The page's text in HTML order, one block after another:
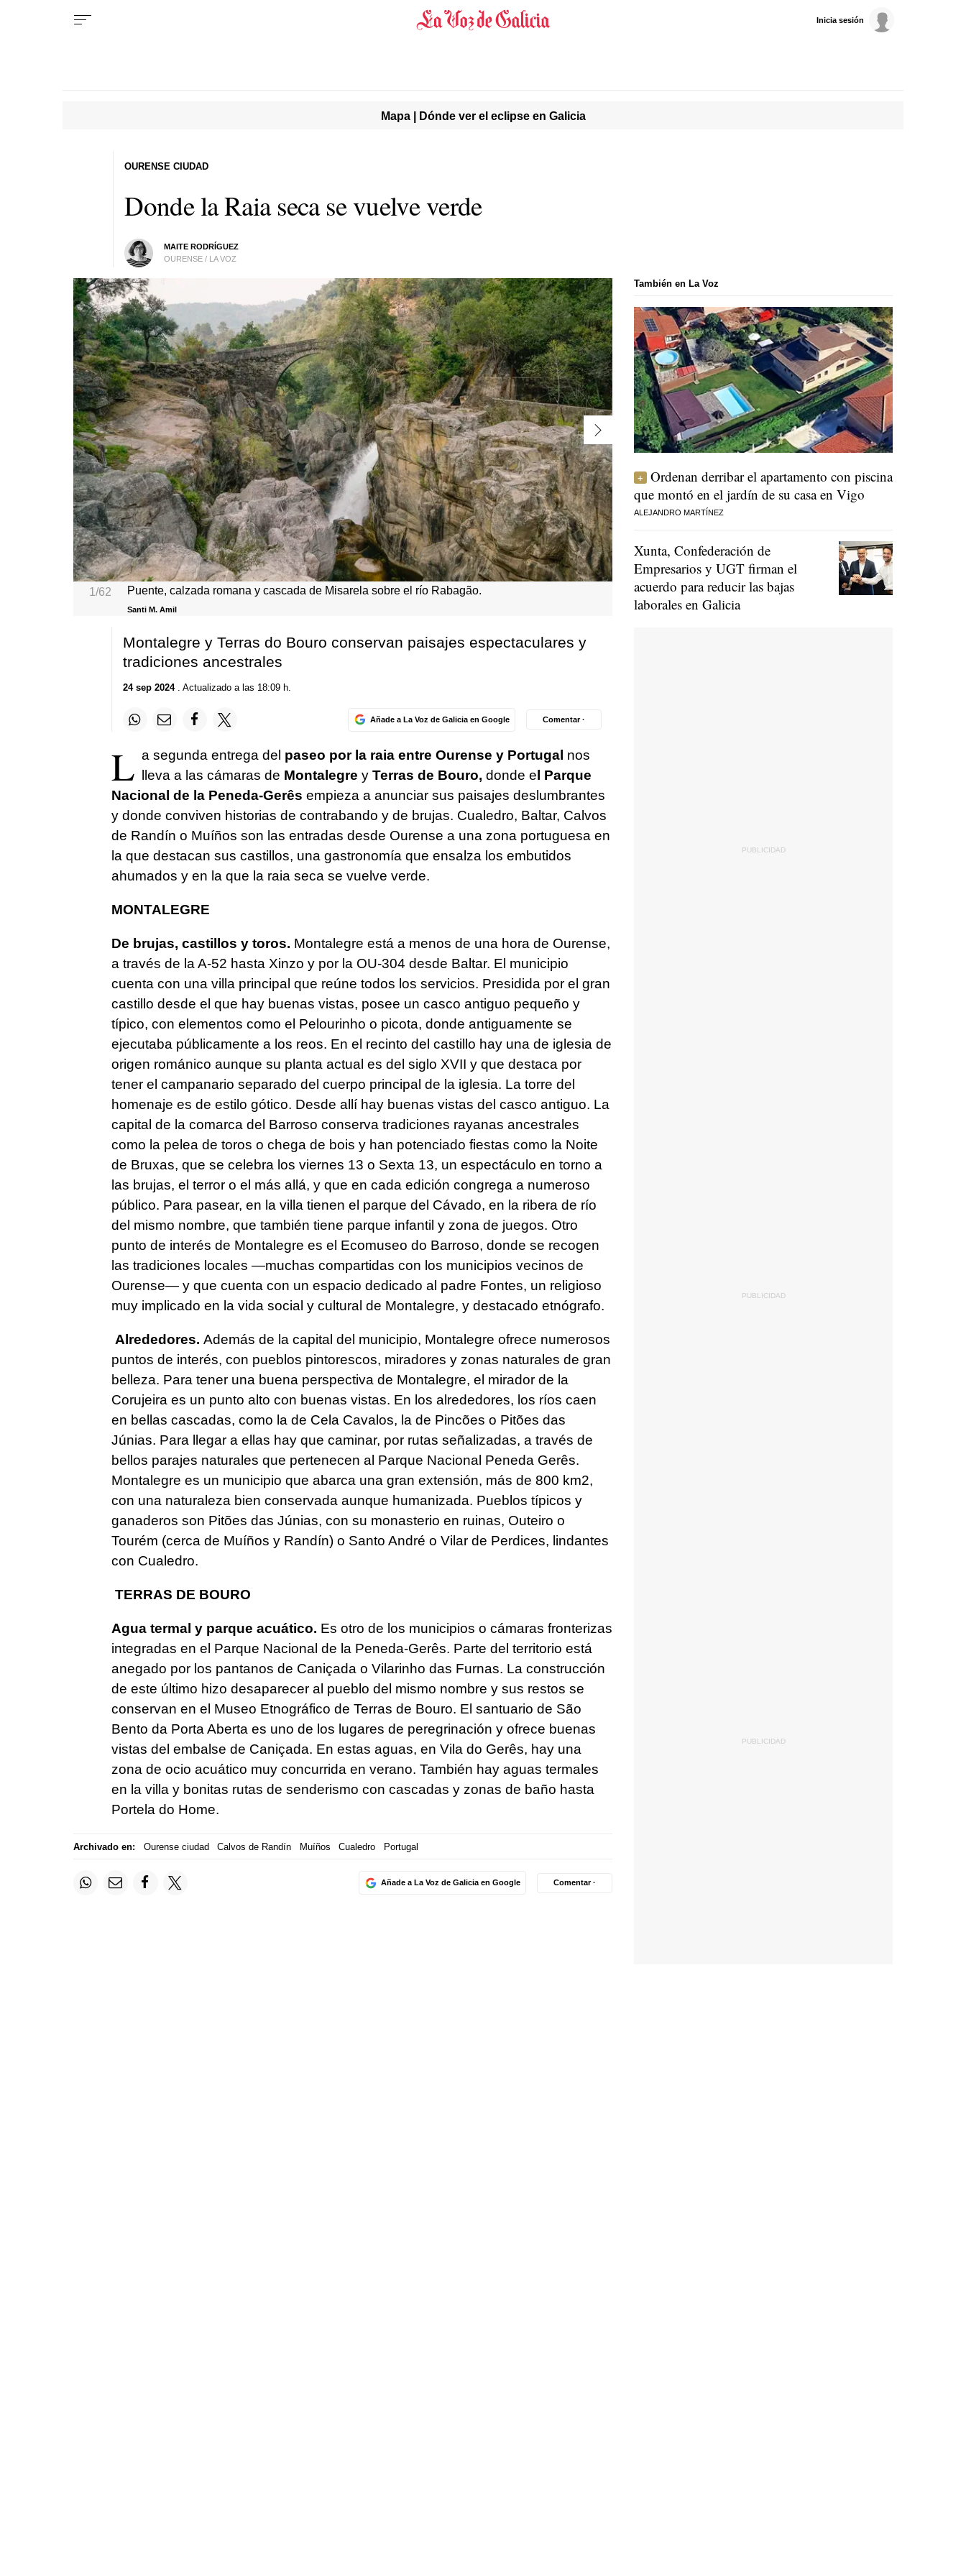
Inicia sesión
Mapa | Dónde ver el eclipse en Galicia
Donde la Raia seca se vuelve verde
MAITE RODRÍGUEZ
OURENSE / LA VOZ
OURENSE CIUDAD
1/62 Puente, calzada romana y cascada de Misarela sobre el río Rabagão.
Santi M. Amil
Montalegre y Terras do Bouro conservan paisajes espectaculares y
tradiciones ancestrales
24 sep 2024. Actualizado a las 18:09 h.
Añade a La Voz de Galicia en Google Comentar ·
L a segunda entrega del paseo por la raiaentre Ourense y Portugal nos
lleva a las cámaras de Montalegre y Terras de Bouro, donde e l Parque
Nacional de la Peneda-Gerês empieza a anunciar sus paisajes deslumbrantes
y donde conviven historias de contrabando y de brujas. Cualedro, Baltar, Calvos
de Randín o Muíños son las entradas desde Ourense a una zona portuguesa en
la que destacan sus castillos, una gastronomía que ensalza los embutidos
ahumados y en la que la raia seca se vuelve verde.
MONTALEGRE
De brujas, castillos y toros. Montalegre está a menos de una hora de Ourense,
a través de la A-52 hasta Xinzo y por la OU-304 desde Baltar. El municipio
cuenta con una villa principal que reúne todos los servicios. Presidida por el gran
castillo desde el que hay buenas vistas, posee un casco antiguo pequeño y
típico, con elementos como el Pelourinho o picota, donde antiguamente se
ejecutaba públicamente a los reos. En el recinto del castillo hay una de iglesia de
origen románico aunque su planta actual es del siglo XVII y que destaca por
tener el campanario separado del cuerpo principal de la iglesia. La torre del
homenaje es de estilo gótico. Desde allí hay buenas vistas del casco antiguo. La
capital de la comarca del Barroso conserva tradiciones rayanas ancestrales
como la pelea de toros o chega de bois y han potenciado fiestas como la Noite
de Bruxas, que se celebra los viernes 13 o Sexta 13, un espectáculo en torno a
las brujas, el terror o el más allá, y que en cada edición congrega a numeroso
público. Para pasear, en la villa tienen el parque del Cávado, en la ribera de río
del mismo nombre, que también tiene parque infantil y zona de juegos. Otro
punto de interés de Montalegre es el Ecomuseo do Barroso, donde se recogen
las tradiciones locales —muchas compartidas con los municipios vecinos de
Ourense— y que cuenta con un espacio dedicado al padre Fontes, un religioso
muy implicado en la vida social y cultural de Montalegre, y destacado etnógrafo.
Alrededores. Además de la capital del municipio, Montalegre ofrece numerosos
puntos de interés, con pueblos pintorescos, miradores y zonas naturales de gran
belleza. Para tener una buena perspectiva de Montalegre, el mirador de la
Corujeira es un punto alto con buenas vistas. En los alrededores, los ríos caen
en bellas cascadas, como la de Cela Cavalos, la de Pincões o Pitões das
Júnias. Para llegar a ellas hay que caminar, por rutas señalizadas, a través de
bellos parajes naturales que pertenecen al Parque Nacional Peneda Gerês.
Montalegre es un municipio que abarca una gran extensión, más de 800 km2,
con una naturaleza bien conservada aunque humanizada. Pueblos típicos y
ganaderos son Pitões das Júnias, con su monasterio en ruinas, Outeiro o
Tourém (cerca de Muíños y Randín) o Santo André o Vilar de Perdices, lindantes
con Cualedro.
TERRAS DE BOURO
Agua termal y parque acuático. Es otro de los municipios o cámaras fronterizas
integradas en el Parque Nacional de la Peneda-Gerês. Parte del territorio está
anegado por los pantanos de Caniçada o Vilarinho das Furnas. La construcción
de este último hizo desaparecer al pueblo del mismo nombre y sus restos se
conservan en el Museo Etnográfico de Terras de Bouro. El santuario de São
Bento da Porta Aberta es uno de los lugares de peregrinación y ofrece buenas
vistas del embalse de Caniçada. En estas aguas, en Vila do Gerês, hay una
zona de ocio acuático muy concurrida en verano. También hay aguas termales
en la villa y bonitas rutas de senderismo con cascadas y zonas de baño hasta
Portela do Home.
Archivado en: Ourense ciudad Calvos de Randín Muíños Cualedro Portugal
Añade a La Voz de Galicia en Google Comentar ·
También en La Voz
Ordenan derribar el apartamento con piscina
que montó en el jardín de su casa en Vigo
ALEJANDRO MARTÍNEZ
Xunta, Confederación de
Empresarios y UGT firman el
acuerdo para reducir las bajas
laborales en Galicia